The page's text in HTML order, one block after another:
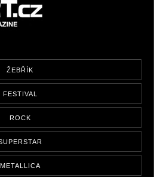
ŽEBŘÍK
FESTIVAL
ROCK
METALLICA